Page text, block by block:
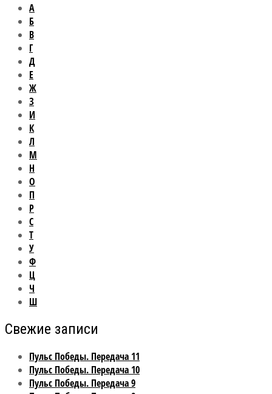
А
Б
В
Г
Д
Е
Ж
З
И
К
Л
М
Н
О
П
Р
С
Т
У
Ф
Ц
Ч
Ш
Свежие записи
Пульс Победы. Передача 11
Пульс Победы. Передача 10
Пульс Победы. Передача 9